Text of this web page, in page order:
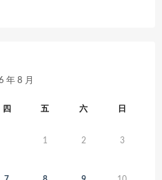
年 8 月
四 五 六 日
1 2 3